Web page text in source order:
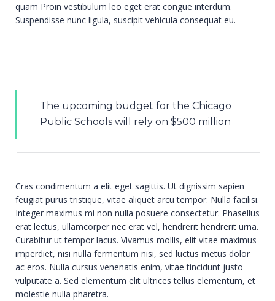
quam Proin vestibulum leo eget erat congue interdum.
Suspendisse nunc ligula, suscipit vehicula consequat eu.
The upcoming budget for the Chicago
Public Schools will rely on $500 million
Cras condimentum a elit eget sagittis. Ut dignissim sapien
feugiat purus tristique, vitae aliquet arcu tempor. Nulla facilisi.
Integer maximus mi non nulla posuere consectetur. Phasellus
erat lectus, ullamcorper nec erat vel, hendrerit hendrerit urna.
Curabitur ut tempor lacus. Vivamus mollis, elit vitae maximus
imperdiet, nisi nulla fermentum nisi, sed luctus metus dolor
ac eros. Nulla cursus venenatis enim, vitae tincidunt justo
vulputate a. Sed elementum elit ultrices tellus elementum, et
molestie nulla pharetra.